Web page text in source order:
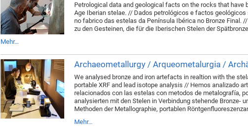
Petrological data and geological facts on the rocks that have
Age Iberian stelae. // Dados petrológicos e factos
no fabrico das estelas da Península Ibérica no Bronze Final.
zu den Gesteinen, die für die Iberischen Stelen der
Mehr…
Archaeometallurgy / Arqueometalurgia /
We analysed bronze and iron artefacts in realtion with the
portable XRF and lead isotope analysis // Hemos analizado
relacionados con las estelas con metodos de metalografía,
analysierten mit den Stelen in Verbindung stehende Bronze-
Methoden der Metallographie, portablen
Mehr…